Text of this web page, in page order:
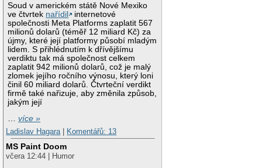
Soud v americkém státě Nové Mexiko
ve čtvrtek nařídil
internetové
společnosti Meta Platforms zaplatit 567
milionů dolarů (téměř 12 miliard Kč) za
újmy, které její platformy působí mladým
lidem. S přihlédnutím k dřívějšímu
verdiktu tak má společnost celkem
zaplatit 942 milionů dolarů, což je malý
zlomek jejího ročního výnosu, který loni
činil 60 miliard dolarů. Čtvrteční verdikt
firmě také nařizuje, aby změnila způsob,
jakým její
…více »
Ladislav Hagara
Komentářů: 13
MS Paint Doom
včera 12:44 | Humor